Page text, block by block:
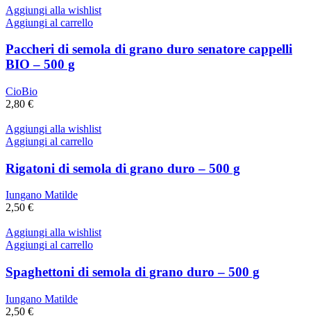
Aggiungi alla wishlist
Aggiungi al carrello
Paccheri di semola di grano duro senatore cappelli
BIO – 500 g
CioBio
2,80 €
Aggiungi alla wishlist
Aggiungi al carrello
Rigatoni di semola di grano duro – 500 g
Iungano Matilde
2,50 €
Aggiungi alla wishlist
Aggiungi al carrello
Spaghettoni di semola di grano duro – 500 g
Iungano Matilde
2,50 €